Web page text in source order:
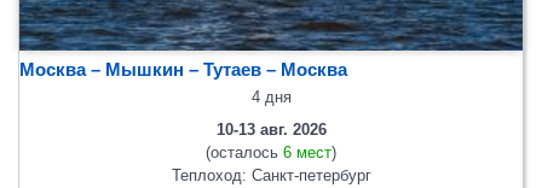
Москва – Мышкин – Тутаев – Москва
4 дня
10-13 авг. 2026
(осталось 6 мест)
Теплоход: Санкт-петербург